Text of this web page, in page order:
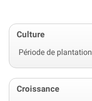
Culture
Période de plantation
Croissance